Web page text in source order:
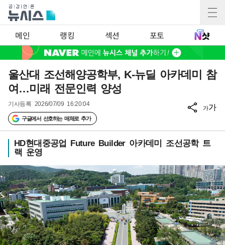
메인 랭킹 섹션 포토
울산대 조선해양공학부, K-뉴딜 아카데미 참
여…미래 전문인력 양성
기사등록 2026/07/09 16:20:04
구글에서 선호하는 매체로 추가
가가
HD현대중공업 Future Builder 아카데미 조선공학 트
랙 운영